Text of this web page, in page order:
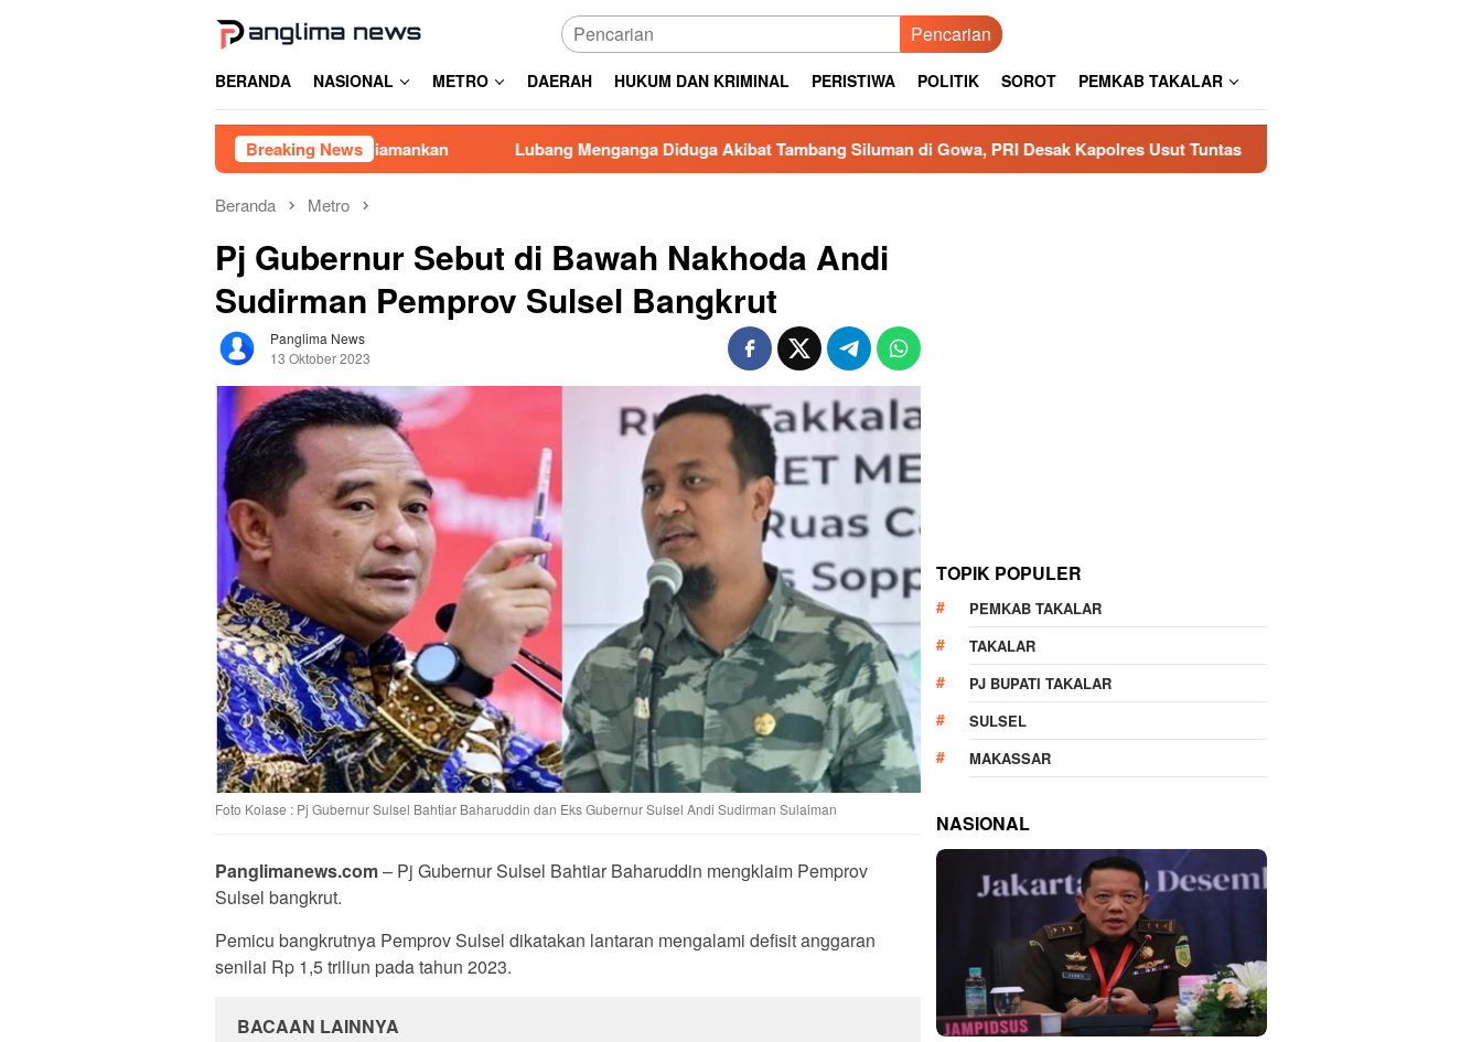
Pencarian
BERANDA NASIONAL METRO DAERAH HUKUM DAN KRIMINAL PERISTIWA POLITIK SOROT PEMKAB TAKALAR
Breaking News
di Gowa, Enam Pemuda Diamankan Lubang Menganga Diduga Akibat Tambang Siluman di Gowa, PRI Desak Kapolres Usut Tuntas Aspirasi Kesultanan Gowa Diterima
Beranda Metro
Pj Gubernur Sebut di Bawah Nakhoda Andi
Sudirman Pemprov Sulsel Bangkrut
Panglima News
13 Oktober 2023
Foto Kolase : Pj Gubernur Sulsel Bahtiar Baharuddin dan Eks Gubernur Sulsel Andi Sudirman Sulaiman
Panglimanews.com– Pj Gubernur Sulsel Bahtiar Baharuddin mengklaim Pemprov
Sulsel bangkrut.
Pemicu bangkrutnya Pemprov Sulsel dikatakan lantaran mengalami defisit anggaran
senilai Rp 1,5 triliun pada tahun 2023.
BACAAN LAINNYA
TOPIK POPULER
PEMKAB TAKALAR
TAKALAR
PJ BUPATI TAKALAR
SULSEL
MAKASSAR
NASIONAL